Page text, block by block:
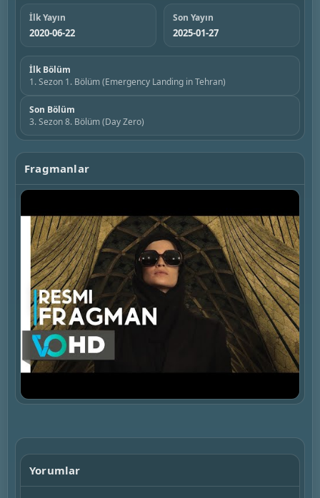
İlk Yayın
2020-06-22
Son Yayın
2025-01-27
İlk Bölüm
1. Sezon 1. Bölüm (Emergency Landing in Tehran)
Son Bölüm
3. Sezon 8. Bölüm (Day Zero)
Fragmanlar
Yorumlar